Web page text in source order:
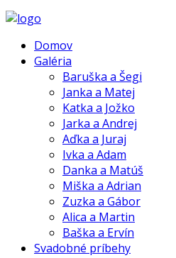
Domov
Galéria
Baruška a Šegi
Janka a Matej
Katka a Jožko
Jarka a Andrej
Aďka a Juraj
Ivka a Adam
Danka a Matúš
Miška a Adrian
Zuzka a Gábor
Alica a Martin
Baška a Ervín
Svadobné príbehy